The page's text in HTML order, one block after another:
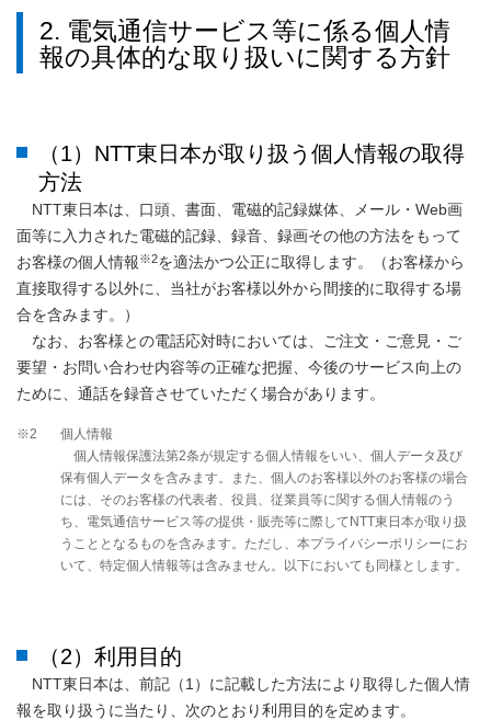
2. 電気通信サービス等に係る個人情
報の具体的な取り扱いに関する方針
（1）NTT東日本が取り扱う個人情報の取得
方法
NTT東日本は、口頭、書面、電磁的記録媒体、メール・Web画
面等に入力された電磁的記録、録音、録画その他の方法をもって
お客様の個人情報※2を適法かつ公正に取得します。（お客様から
直接取得する以外に、当社がお客様以外から間接的に取得する場
合を含みます。）
なお、お客様との電話応対時においては、ご注文・ご意見・ご
要望・お問い合わせ内容等の正確な把握、今後のサービス向上の
ために、通話を録音させていただく場合があります。
※2
個人情報
個人情報保護法第2条が規定する個人情報をいい、個人データ及び
保有個人データを含みます。また、個人のお客様以外のお客様の場合
には、そのお客様の代表者、役員、従業員等に関する個人情報のう
ち、電気通信サービス等の提供・販売等に際してNTT東日本が取り扱
うこととなるものを含みます。ただし、本プライバシーポリシーにお
いて、特定個人情報等は含みません。以下においても同様とします。
（2）利用目的
NTT東日本は、前記（1）に記載した方法により取得した個人情
報を取り扱うに当たり、次のとおり利用目的を定めます。